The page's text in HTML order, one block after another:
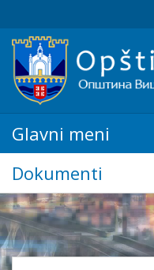
Glavni meni
Dokumenti